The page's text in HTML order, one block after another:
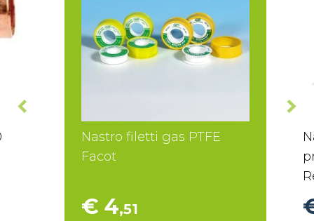
Nastro filetti gas PTFE
Facot
€ 4,51